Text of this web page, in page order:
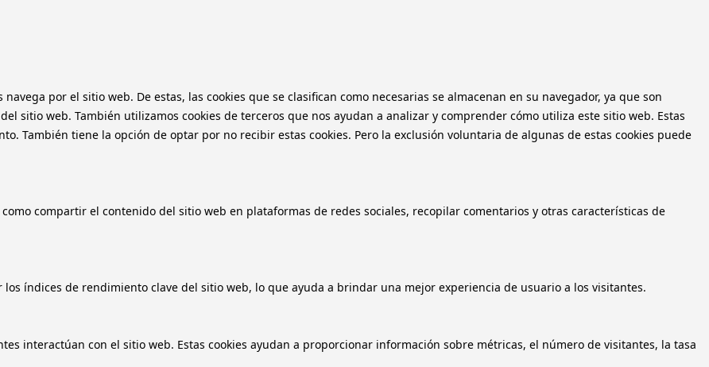
por el sitio web. De estas, las cookies que se clasifican como necesarias se almacenan en su navegador, ya que son
sitio web. También utilizamos cookies de terceros que nos ayudan a analizar y comprender cómo utiliza este sitio web. Estas
También tiene la opción de optar por no recibir estas cookies. Pero la exclusión voluntaria de algunas de estas cookies puede
compartir el contenido del sitio web en plataformas de redes sociales, recopilar comentarios y otras características de
índices de rendimiento clave del sitio web, lo que ayuda a brindar una mejor experiencia de usuario a los visitantes.
interactúan con el sitio web. Estas cookies ayudan a proporcionar información sobre métricas, el número de visitantes, la tasa